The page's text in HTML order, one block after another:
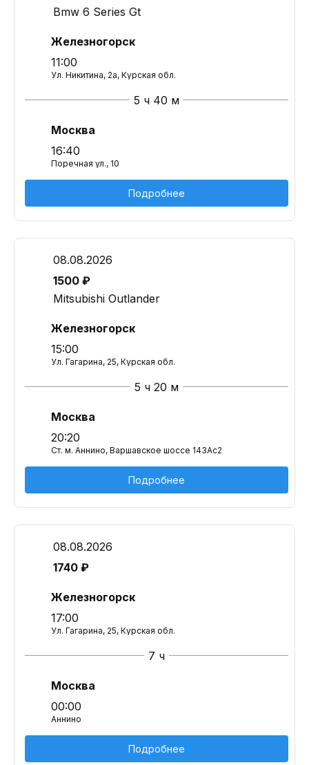
Bmw 6 Series Gt
Железногорск
11:00
Ул. Никитина, 2а, Курская обл.
5 ч 40 м
Москва
16:40
Поречная ул., 10
Подробнее
08.08.2026
1500 ₽
Mitsubishi Outlander
Железногорск
15:00
Ул. Гагарина, 25, Курская обл.
5 ч 20 м
Москва
20:20
Ст. м. Аннино, Варшавское шоссе 143Ас2
Подробнее
08.08.2026
1740 ₽
Железногорск
17:00
Ул. Гагарина, 25, Курская обл.
7 ч
Москва
00:00
Аннино
Подробнее